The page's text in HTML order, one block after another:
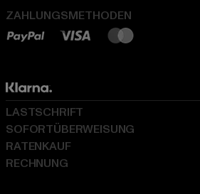
ZAHLUNGSMETHODEN
LASTSCHRIFT
SOFORTÜBERWEISUNG
RATENKAUF
RECHNUNG